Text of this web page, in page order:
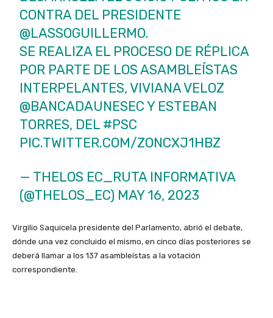
CONTRA DEL PRESIDENTE
@LASSOGUILLERMO.
SE REALIZA EL PROCESO DE RÉPLICA
POR PARTE DE LOS ASAMBLEÍSTAS
INTERPELANTES, VIVIANA VELOZ
@BANCADAUNESECY ESTEBAN
TORRES, DEL #PSC
PIC.TWITTER.COM/ZONCXJ1HBZ
— THELOS EC_RUTA INFORMATIVA
(@THELOS_EC) MAY 16, 2023
Virgilio Saquicela presidente del Parlamento, abrió el debate,
dónde una vez concluido el mismo, en cinco días posteriores se
deberá llamar a los 137 asambleístas a la votación
correspondiente.